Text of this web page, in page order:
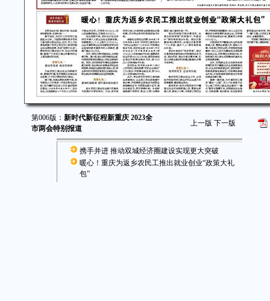
第006版： 新时代新征程新重庆 2023全
市两会特别报道
上一版 下一版
携手并进 推动双城经济圈建设实现更大突破
暖心！重庆为返乡农民工推出就业创业“政策大礼
包”